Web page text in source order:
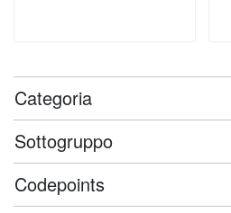
Categoria
Sottogruppo
Codepoints